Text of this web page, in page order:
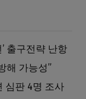
출구전략 난항
해 가능성”
심판 4명 조사